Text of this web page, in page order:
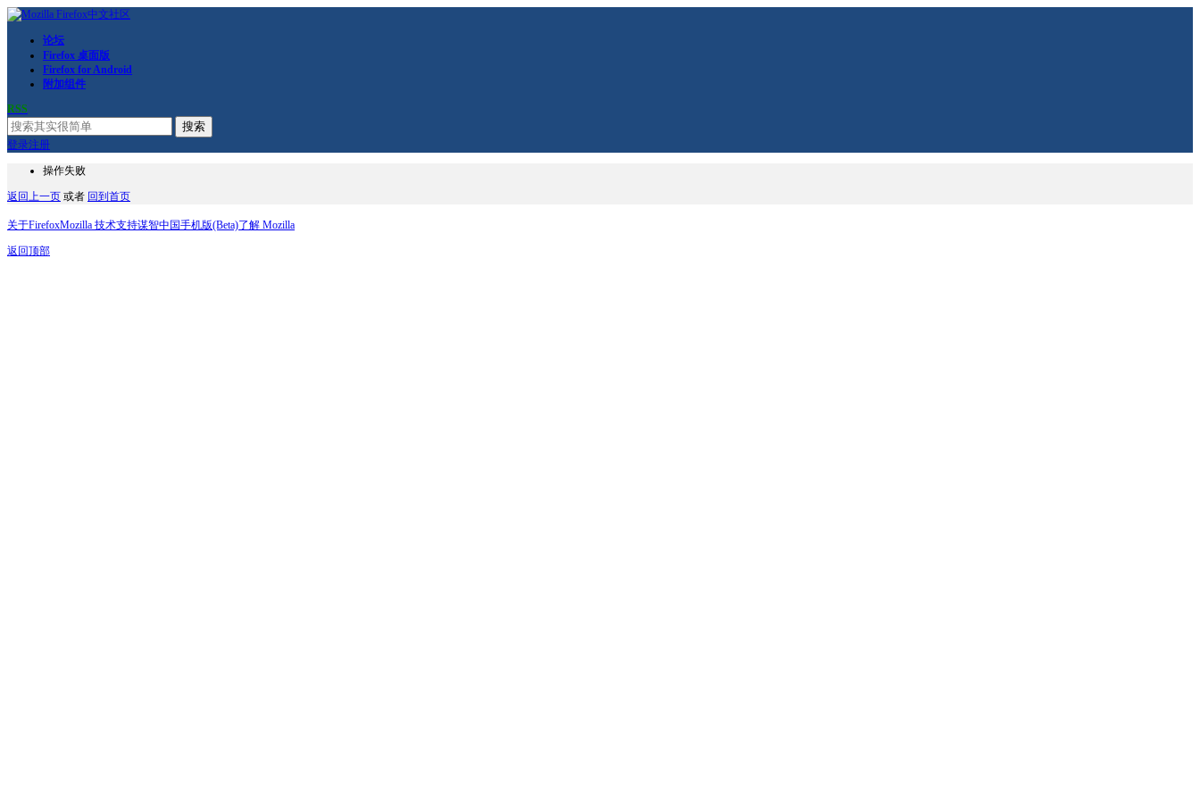
论坛
Firefox 桌面版
Firefox for Android
附加组件
RSS
搜索
登录注册
操作失败
返回上一页 或者 回到首页
关于FirefoxMozilla 技术支持谋智中国手机版(Beta)了解 Mozilla
返回顶部